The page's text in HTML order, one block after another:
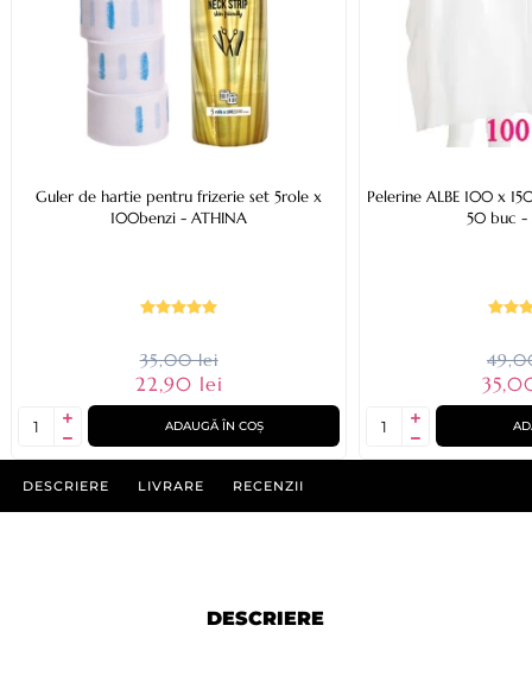
Guler de hartie pentru frizerie set 5role x
100benzi - ATHINA
35,00 lei
22,90 lei
ADAUGĂ ÎN COȘ
Pelerine ALBE 100 x
50 buc -
DESCRIERE LIVRARE RECENZII
DESCRIERE